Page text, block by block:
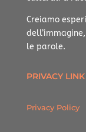
Creiamo
le parole.
PRIVACY LINK
Privacy Policy